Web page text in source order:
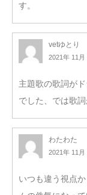
す。
vetゆとり
2021年 11月
主題歌の歌詞が
でした、では歌
わたわた
2021年 11月
いつも違う視点